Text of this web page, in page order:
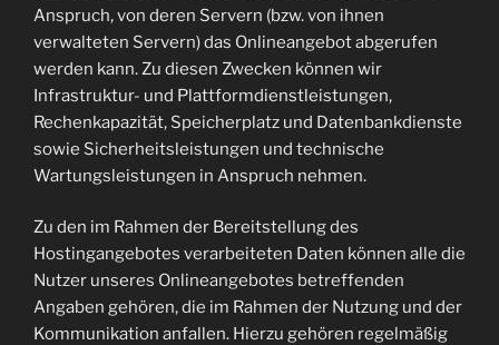
Anspruch, von deren Servern (bzw. von ihnen
verwalteten Servern) das Onlineangebot abgerufen
werden kann. Zu diesen Zwecken können wir
Infrastruktur- und Plattformdienstleistungen,
Rechenkapazität, Speicherplatz und Datenbankdienste
sowie Sicherheitsleistungen und technische
Wartungsleistungen in Anspruch nehmen.
Zu den im Rahmen der Bereitstellung des
Hostingangebotes verarbeiteten Daten können alle die
Nutzer unseres Onlineangebotes betreffenden
Angaben gehören, die im Rahmen der Nutzung und der
Kommunikation anfallen. Hierzu gehören regelmäßig